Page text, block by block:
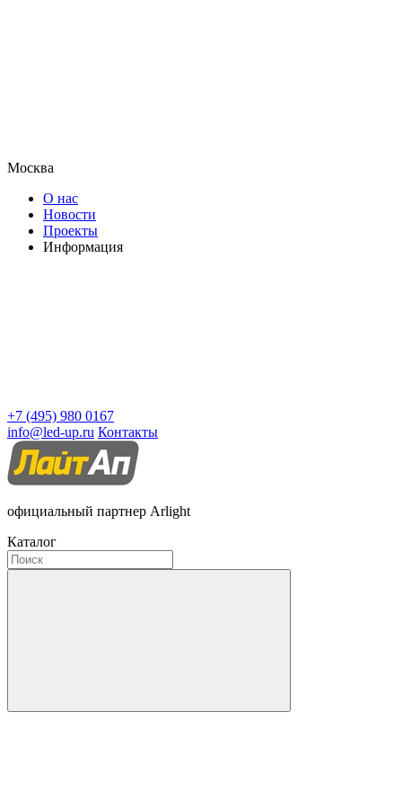
Москва
О нас
Новости
Проекты
Информация
+7 (495) 980 0167
info@led-up.ru Контакты
официальный партнер Arlight
Каталог